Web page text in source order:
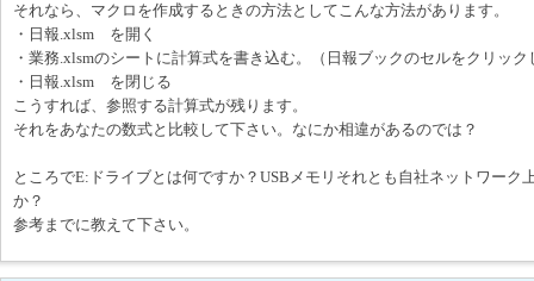
それなら、マクロを作成するときの方法としてこんな方法があります。
・日報.xlsm を開く
・業務.xlsmのシートに計算式を書き込む。（日報ブックのセルをクリッ
・日報.xlsm を閉じる
こうすれば、参照する計算式が残ります。
それをあなたの数式と比較して下さい。なにか相違があるのでは？
ところでE:ドライブとは何ですか？USBメモリそれとも自社ネットワーク
か？
参考までに教えて下さい。